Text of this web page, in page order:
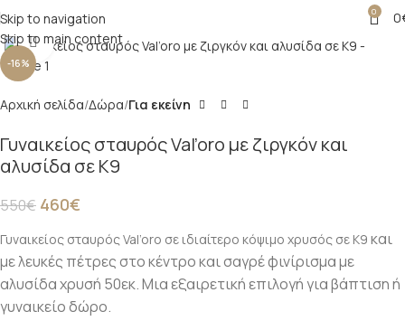
Skip to navigation
Skip to main content
0 0
-16%
Click to enlarge
Αρχική σελίδα Δώρα Για εκείνη
Γυναικείος σταυρός Val’oro με ζιργκόν και
αλυσίδα σε Κ9
550€ 460€
Γυναικείος σταυρός Val’oro σε ιδιαίτερο κόψιμο χρυσός σε Κ9 και
με λευκές πέτρες στο κέντρο και σαγρέ φινίρισμα με
αλυσίδα χρυσή 50εκ. Μια εξαιρετική επιλογή για βάπτιση ή
γυναικείο δώρο.